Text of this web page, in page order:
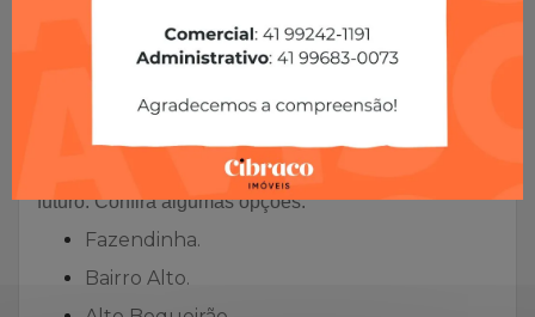
desenvolvimento. Desta forma, você pode adquirir um
imóvel mais em conta e que vai valer muito mais no
futuro. Confira algumas opções.
Fazendinha.
Bairro Alto.